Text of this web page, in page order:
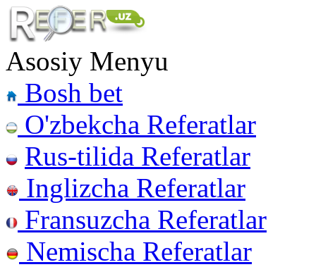
Asosiy Menyu
Bosh bet
O'zbekcha Referatlar
Rus-tilida Referatlar
Inglizcha Referatlar
Fransuzcha Referatlar
Nemischa Referatlar